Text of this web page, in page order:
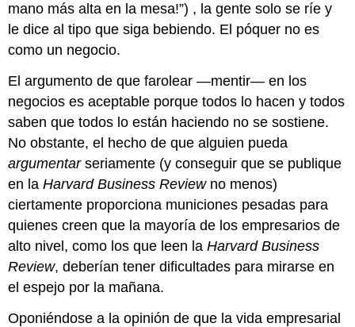
mano más alta en la mesa!”) , la gente solo se ríe y
le dice al tipo que siga bebiendo. El póquer no es
como un negocio.
El argumento de que farolear —mentir— en los
negocios es aceptable porque todos lo hacen y todos
saben que todos lo están haciendo no se sostiene.
No obstante, el hecho de que alguien pueda
argumentarseriamente (y conseguir que se publique
en laHarvard Business Reviewno menos)
ciertamente proporciona municiones pesadas para
quienes creen que la mayoría de los empresarios de
alto nivel, como los que leen laHarvard Business
Review, deberían tener dificultades para mirarse en
el espejo por la mañana.
Oponiéndose a la opinión de que la vida empresarial